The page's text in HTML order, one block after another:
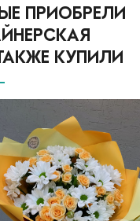
ПРИОБРЕЛИ
КУПИЛИ